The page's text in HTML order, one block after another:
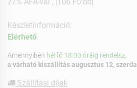
Készletinformáció:
Elérhetõ
Amennyiben hétfő 18:00 óráig rendelsz,
a várható kiszállítás augusztus 12, szerda
Szállítási díjak